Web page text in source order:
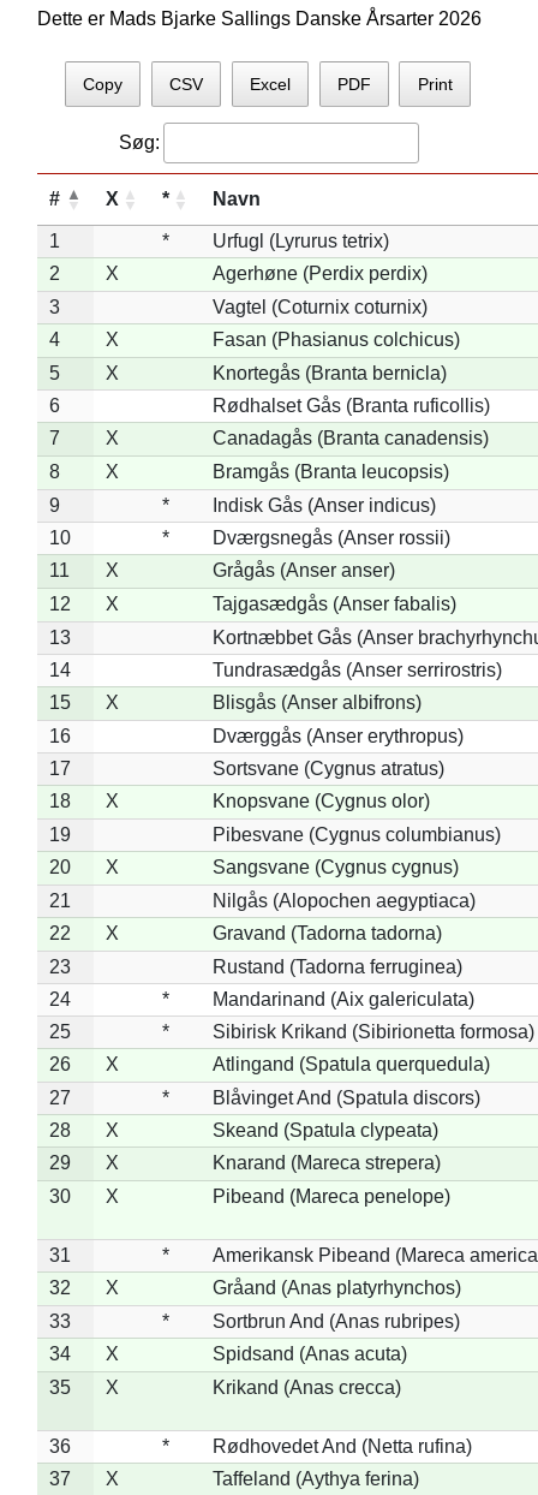
Dette er Mads Bjarke Sallings Danske Årsarter 2026
Copy CSV Excel PDF Print
Søg:
# X * Navn
1 *
Urfugl (Lyrurus tetrix)
2
X
Agerhøne (Perdix perdix)
3
Vagtel (Coturnix coturnix)
4
X
Fasan (Phasianus colchicus)
5
X
Knortegås (Branta bernicla)
6
Rødhalset Gås (Branta ruficollis)
7
X
Canadagås (Branta canadensis)
8
X
Bramgås (Branta leucopsis)
9
*
Indisk Gås (Anser indicus)
10
*
Dværgsnegås (Anser rossii)
11
X
Grågås (Anser anser)
12
X
Tajgasædgås (Anser fabalis)
13
Kortnæbbet Gås (Anser
14
Tundrasædgås (Anser serrirostris)
15
X
Blisgås (Anser albifrons)
16
Dværggås (Anser erythropus)
17
Sortsvane (Cygnus atratus)
18
X
Knopsvane (Cygnus olor)
19
Pibesvane (Cygnus columbianus)
20
X
Sangsvane (Cygnus cygnus)
21
Nilgås (Alopochen aegyptiaca)
22
X
Gravand (Tadorna tadorna)
23
Rustand (Tadorna ferruginea)
24
*
Mandarinand (Aix galericulata)
25
*
Sibirisk Krikand (Sibirionetta formosa)
26
X
Atlingand (Spatula querquedula)
27
*
Blåvinget And (Spatula discors)
28
X
Skeand (Spatula clypeata)
29
X
Knarand (Mareca strepera)
30
X Pibeand (Mareca penelope)
31 *
Amerikansk Pibeand (Mareca
32
X
Gråand (Anas platyrhynchos)
33
*
Sortbrun And (Anas rubripes)
34
X
Spidsand (Anas acuta)
35
X Krikand (Anas crecca)
36 *
Rødhovedet And (Netta rufina)
37
X Taffeland (Aythya ferina)